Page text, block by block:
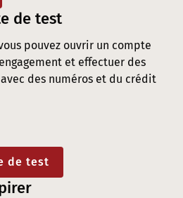
de test
pouvez ouvrir un compte
et effectuer des
des numéros et du crédit
de test